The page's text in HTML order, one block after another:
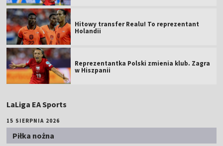
Hitowy transfer Realu! To reprezentant
Holandii
Reprezentantka Polski zmienia klub. Zagra
w Hiszpanii
LaLiga EA Sports
15 SIERPNIA 2026
Piłka nożna